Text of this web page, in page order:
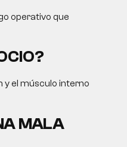
operativo que
y el músculo interno
MALA